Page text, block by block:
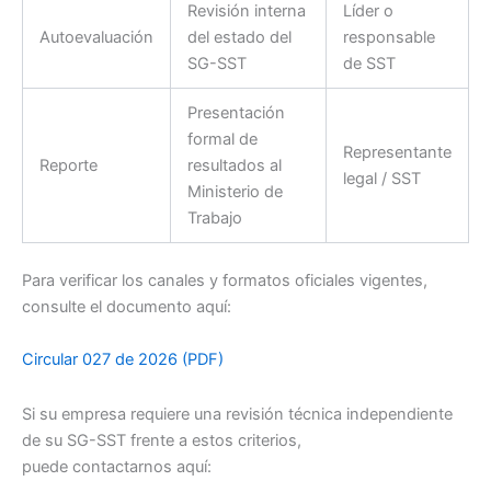
Autoevaluación
Revisión interna
del estado del
SG-SST
Líder o
responsable
de SST
Reporte
Presentación
formal de
resultados al
Ministerio de
Trabajo
Representante
legal / SST
Para verificar los canales y formatos oficiales vigentes,
consulte el documento aquí:
Circular 027 de 2026 (PDF)
Si su empresa requiere una revisión técnica independiente
de su SG-SST frente a estos criterios,
puede contactarnos aquí: